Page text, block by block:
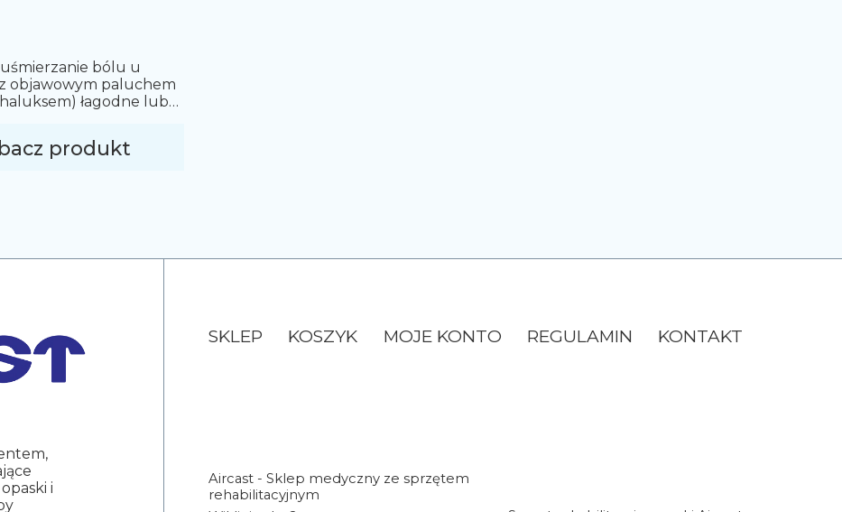
uśmierzanie bólu u
objawowym paluchem
łagodne lub
pozycji po operacji
produkt
i
SKLEP KOSZYK MOJE KONTO REGULAMIN KONTAKT
Aircast - Sklep medyczny ze sprzętem
rehabilitacyjnym